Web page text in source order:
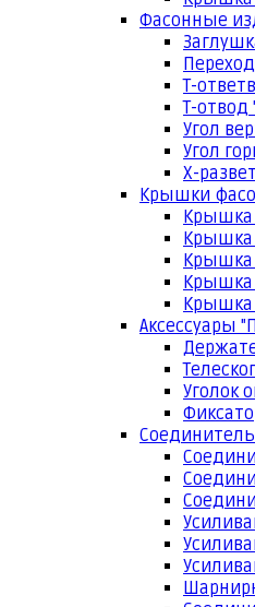
Фасонные
Т-
Т-
Угол
Угол
Х-
Крышки
Крышка
Крышка
Крышка
Крышка
Крышка
Аксессуары
Уголок